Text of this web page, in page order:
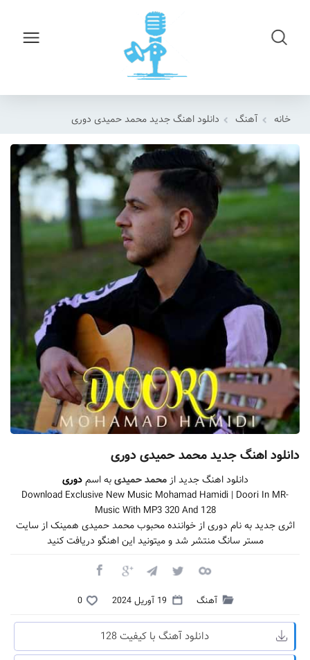
خانه آهنگ دانلود اهنگ جدید محمد حمیدی دوری
دانلود اهنگ جدید محمد حمیدی دوری
دانلود اهنگ جدید ازمحمد حمیدیبه اسمدوری
Download Exclusive New Music Mohamad Hamidi | Doori In MR-
Music With MP3 320 And 128
اثری جدید به نام دوری از خواننده محبوب محمد حمیدی همینک از سایت
مستر سانگ منتشر شد و میتونید این اهنگو دریافت کنید
آهنگ 19 آوریل 2024 0
دانلود آهنگ با کیفیت 128